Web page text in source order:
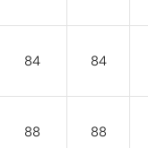
84 84
88 88